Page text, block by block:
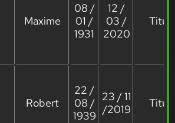
Maxime
08 /
01 /
1931
12 /
03 /
2020
Robert
22 /
08 /
1939
23 / 11
/2019